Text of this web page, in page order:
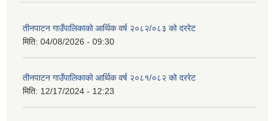
तीनपाटन गाउँपालिकाको आर्थिक वर्ष २०८२/०८३ को दररेट
मिति: 04/08/2026 - 09:30
तीनपाटन गाउँपालिकाको आर्थिक वर्ष २०८१/०८२ को दररेट
मिति: 12/17/2024 - 12:23